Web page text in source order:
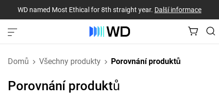
WD named Most Ethical for 8th straight year. Další informace
Domů Všechny produkty Porovnání produktů
Porovnání produktů